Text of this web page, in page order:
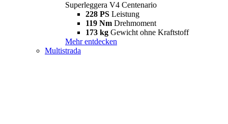
Superleggera V4 Centenario
228 PS Leistung
119 Nm Drehmoment
173 kg Gewicht ohne Kraftstoff
Mehr entdecken
Multistrada